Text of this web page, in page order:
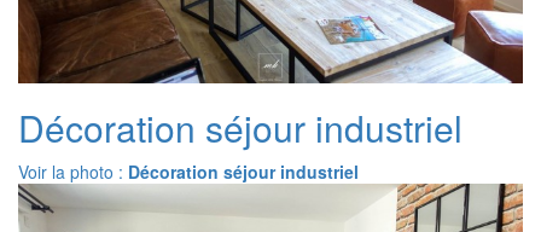
Décoration séjour industriel
Voir la photo : Décoration séjour industriel